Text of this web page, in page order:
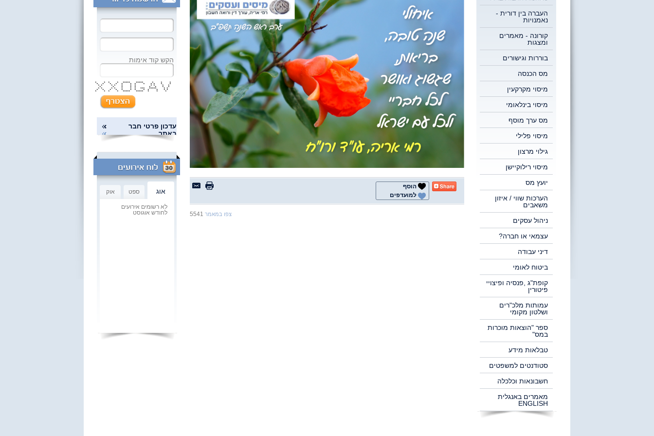
העברה בין דורית -
נאמנויות
קורונה - מאמרים
ומצגות
בוררות וגישורים
מס הכנסה
מיסוי מקרקעין
מיסוי בינלאומי
מס ערך מוסף
מיסוי פלילי
גילוי מרצון
מיסוי רילוקיישן
יועץ מס
הערכות שווי / איזון
משאבים
ניהול עסקים
עצמאי או חברה?
דיני עבודה
ביטוח לאומי
קופת"ג ,פנסיה ופיצויי
פיטורין
עמותות מלכ"רים
ושלטון מקומי
ספר "הוצאות מוכרות
במס"
טבלאות מידע
סטודנטים למשפטים
חשבונאות וכלכלה
מאמרים באנגלית
ENGLISH
הוסף
למועדפים
צפו במאמר 5541
הקש קוד אימות
* * * * ***** ***** * * *
* * * * * * * * * * * *
* * * * * * * * * * *
* * * * * * * * *
* * * * * * * *** ***** * *
* * * * * * * * * * * *
* * * * ***** ***** * * *
עדכון פרטי חבר
באתר
אוג ספט אוק
לא רשומים אירועים
לחודש אוגוסט